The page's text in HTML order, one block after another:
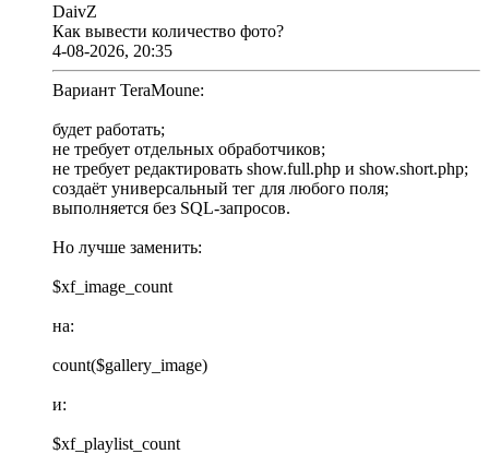
DaivZ
Как вывести количество фото?
4-08-2026, 20:35
Вариант TeraMoune:
будет работать;
не требует отдельных обработчиков;
не требует редактировать show.full.php и show.short.php;
создаёт универсальный тег для любого поля;
выполняется без SQL-запросов.
Но лучше заменить:
$xf_image_count
на:
count($gallery_image)
и:
$xf_playlist_count